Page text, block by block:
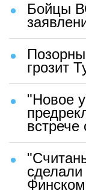
Бойцы
грозит
"Новое